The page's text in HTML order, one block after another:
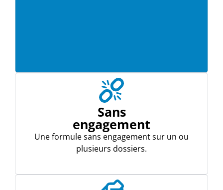
Sans
engagement
Une formule sans engagement sur un ou
plusieurs dossiers.